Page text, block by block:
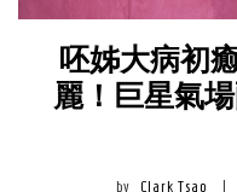
呸姊大病初
麗！巨星氣場
by Clark Tsao